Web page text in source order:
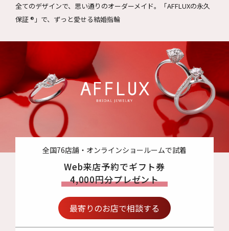
全てのデザインで、思い通りのオーダーメイド。
「AFFLUXの永久
保証 ®」で、ずっと愛せる結婚指輪
全国76店舗・オンラインショールームで試着
Web来店予約でギフト券
4,000円分プレゼント
最寄りのお店で相談する